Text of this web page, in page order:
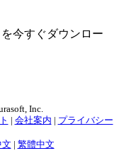
今すぐダウンロー
Inc.
| 会社案内 | プライバシー
文 | 繁體中文